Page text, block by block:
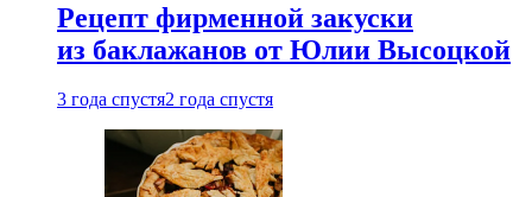
Рецепт фирменной закуски
из баклажанов от Юлии Высоцкой
3 года спустя2 года спустя